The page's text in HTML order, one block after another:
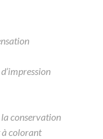
conservation
à colorant